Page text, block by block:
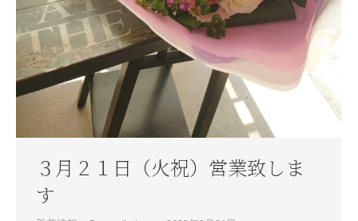
３月２１日（火祝）営業致しま
す